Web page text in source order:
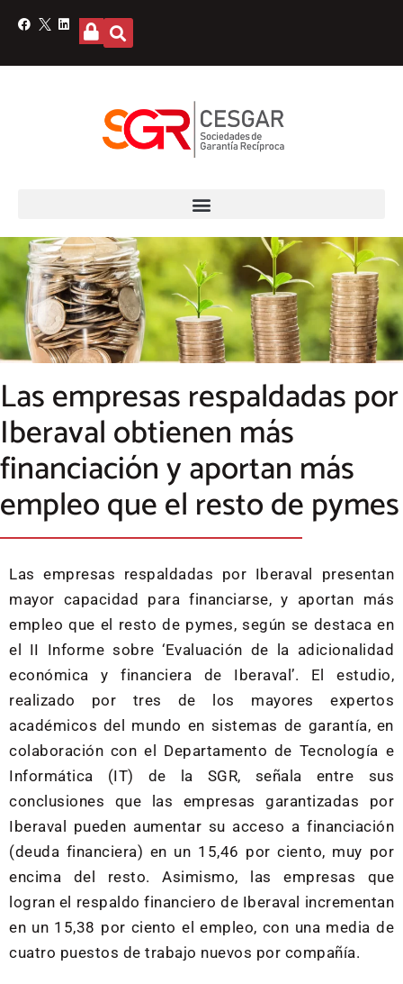
Las empresas respaldadas por
Iberaval obtienen más
financiación y aportan más
empleo que el resto de pymes
Las empresas respaldadas por Iberaval presentan
mayor capacidad para financiarse, y aportan más
empleo que el resto de pymes, según se destaca en
el II Informe sobre ‘Evaluación de la adicionalidad
económica y financiera de Iberaval’. El estudio,
realizado por tres de los mayores expertos
académicos del mundo en sistemas de garantía, en
colaboración con el Departamento de Tecnología e
Informática (IT) de la SGR, señala entre sus
conclusiones que las empresas garantizadas por
Iberaval pueden aumentar su acceso a financiación
(deuda financiera) en un 15,46 por ciento, muy por
encima del resto. Asimismo, las empresas que
logran el respaldo financiero de Iberaval incrementan
en un 15,38 por ciento el empleo, con una media de
cuatro puestos de trabajo nuevos por compañía.